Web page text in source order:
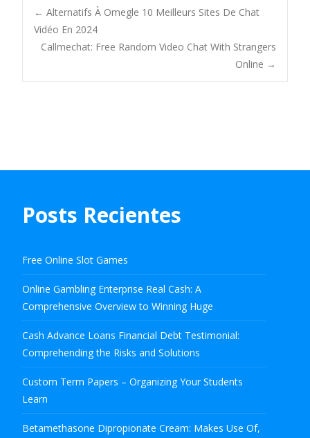
Navegación
← Alternatifs À Omegle 10 Meilleurs Sites De Chat
Vidéo En 2024
Callmechat: Free Random Video Chat With Strangers
Online →
Posts Recientes
Free Online Slot Games
Online Gambling Enterprise Real Cash: A
Comprehensive Overview to Winning Huge
Cash Advance Loans Financial Debt Testimonial:
Comprehending the Risks and Solutions
Custom Term Papers – Organizing Your Students
Learn
Betamethasone Dipropionate Cream: Makes Use Of,